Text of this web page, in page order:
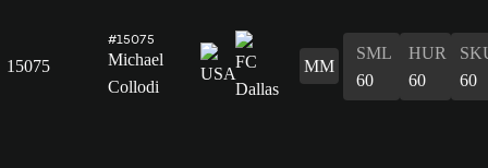
15075
#15075
Michael
Collodi
MM
SML
60
HUR
60
60